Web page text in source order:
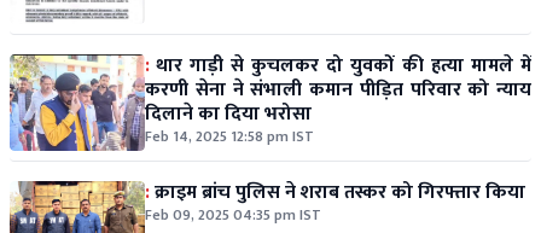
:थार गाड़ी से कुचलकर दो युवकों की हत्या मामले में
करणी सेना ने संभाली कमान पीड़ित परिवार को न्याय
दिलाने का दिया भरोसा
Feb 14, 2025 12:58 pm IST
:क्राइम ब्रांच पुलिस ने शराब तस्कर को गिरफ्तार किया
Feb 09, 2025 04:35 pm IST